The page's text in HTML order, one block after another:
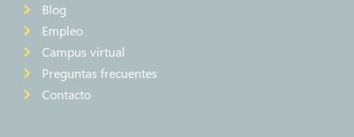
Blog
Empleo
Campus virtual
Preguntas frecuentes
Contacto